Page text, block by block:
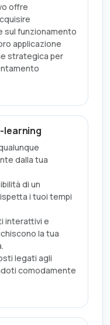
offre
sul funzionamento
applicazione
strategica per
learning
dalla tua
di un
i tuoi tempi
interattivi e
la tua
legati agli
comodamente